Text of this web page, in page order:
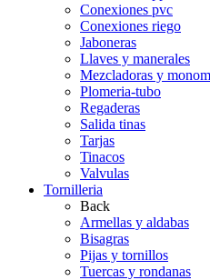
Conexiones pvc
Conexiones riego
Jaboneras
Llaves y manerales
Mezcladoras y
Plomeria-tubo
Regaderas
Salida tinas
Tarjas
Tinacos
Valvulas
Tornilleria
Back
Armellas y aldabas
Bisagras
Pijas y tornillos
Tuercas y rondanas